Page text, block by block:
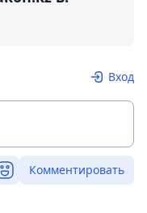
Вход
Комментировать